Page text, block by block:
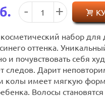
набор
оттенка.
и почувствовать себя
следов. Дарит
колы имеет мягкую
Волосы